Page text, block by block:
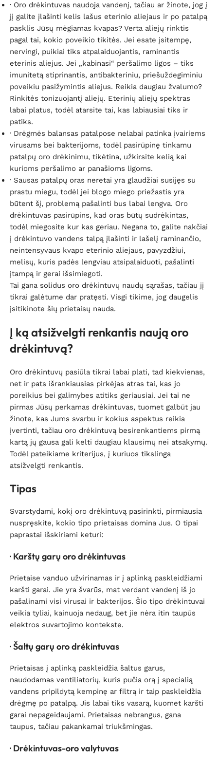
· Oro drėkintuvas naudoja vandenį, tačiau ar žinote, jog į
jį galite įlašinti kelis lašus eterinio aliejaus ir po patalpą
pasklis Jūsų mėgiamas kvapas? Verta aliejų rinktis
pagal tai, kokio poveikio tikitės. Jei esate įsitempę,
nervingi, puikiai tiks atpalaiduojantis, raminantis
eterinis aliejus. Jei „kabinasi“ peršalimo ligos – tiks
imunitetą stiprinantis, antibakteriniu, priešuždegiminiu
poveikiu pasižymintis aliejus. Reikia daugiau žvalumo?
Rinkitės tonizuojantį aliejų. Eterinių aliejų spektras
labai platus, todėl atarsite tai, kas labiausiai tiks ir
patiks.
· Drėgmės balansas patalpose nelabai patinka įvairiems
virusams bei bakterijoms, todėl pasirūpinę tinkamu
patalpų oro drėkinimu, tikėtina, užkirsite kelią kai
kurioms peršalimo ar panašioms ligoms.
· Sausas patalpų oras neretai yra glaudžiai susijęs su
prastu miegu, todėl jei blogo miego priežastis yra
būtent šį, problemą pašalinti bus labai lengva. Oro
drėkintuvas pasirūpins, kad oras būtų sudrėkintas,
todėl miegosite kur kas geriau. Negana to, galite nakčiai
į drėkintuvo vandens talpą įlašinti ir lašelį raminančio,
neintensyvaus kvapo eterinio aliejaus, pavyzdžiui,
melisų, kuris padės lengviau atsipalaiduoti, pašalinti
įtampą ir gerai išsimiegoti.
Tai gana solidus oro drėkintuvų naudų sąrašas, tačiau jį
tikrai galėtume dar pratęsti. Visgi tikime, jog daugelis
įsitikinote šių prietaisų nauda.
Į ką atsižvelgti renkantis naują oro
drėkintuvą?
Oro drėkintuvų pasiūla tikrai labai plati, tad kiekvienas,
net ir pats išrankiausias pirkėjas atras tai, kas jo
poreikius bei galimybes atitiks geriausiai. Jei tai ne
pirmas Jūsų perkamas drėkintuvas, tuomet galbūt jau
žinote, kas Jums svarbu ir kokius aspektus reikia
įvertinti, tačiau oro drėkintuvą besirenkantiems pirmą
kartą jų gausa gali kelti daugiau klausimų nei atsakymų.
Todėl pateikiame kriterijus, į kuriuos tikslinga
atsižvelgti renkantis.
Tipas
Svarstydami, kokį oro drėkintuvą pasirinkti, pirmiausia
nuspręskite, kokio tipo prietaisas domina Jus. O tipai
paprastai išskiriami keturi:
· Karštų garų oro drėkintuvas
Prietaise vanduo užvirinamas ir į aplinką paskleidžiami
karšti garai. Jie yra švarūs, mat verdant vandenį iš jo
pašalinami visi virusai ir bakterijos. Šio tipo drėkintuvai
veikia tyliai, kainuoja nedaug, bet jie nėra itin taupūs
elektros suvartojimo kontekste.
· Šaltų garų oro drėkintuvas
Prietaisas į aplinką paskleidžia šaltus garus,
naudodamas ventiliatorių, kuris pučia orą į specialią
vandens pripildytą kempinę ar filtrą ir taip paskleidžia
drėgmę po patalpą. Jis labai tiks vasarą, kuomet karšti
garai nepageidaujami. Prietaisas nebrangus, gana
taupus, tačiau pakankamai triukšmingas.
· Drėkintuvas-oro valytuvas